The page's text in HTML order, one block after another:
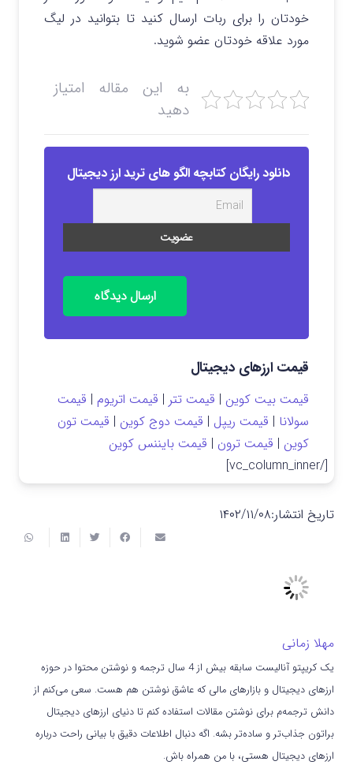
خودتان را برای ربات ارسال کنید تا بتوانید در لیگ
مورد علاقه خودتان عضو شوید.
به این مقاله امتیاز
دهید
دانلود رایگان کتابچه الگو های ترید ارز دیجیتال
ارسال دیدگاه
قیمت ارزهای دیجیتال
قیمت بیت کوین | قیمت تتر | قیمت اتریوم | قیمت
سولانا | قیمت ریپل | قیمت دوج کوین | قیمت تون
کوین | قیمت ترون | قیمت بایننس کوین
[/vc_column_inner]
تاریخ انتشار:۱۴۰۲/۱۱/۰۸
مهلا زمانی
یک کریپتو آنالیست سابقه بیش از 4 سال ترجمه و نوشتن محتوا در حوزه
ارزهای دیجیتال و بازارهای مالی که عاشق نوشتن هم هست. سعی می‌کنم از
دانش ترجمه‌م برای نوشتن مقالات استفاده کنم تا دنیای ارزهای دیجیتال
براتون جذاب‌تر و ساده‌تر بشه. اگه دنبال اطلاعات دقیق با بیانی راحت درباره
ارزهای دیجیتال هستی، با من همراه باش.